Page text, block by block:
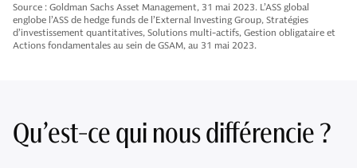
Source : Goldman Sachs Asset Management, 31 mai 2023. L’ASS global
englobe l’ASS de hedge funds de l’External Investing Group, Stratégies
d’investissement quantitatives, Solutions multi-actifs, Gestion obligataire et
Actions fondamentales au sein de GSAM, au 31 mai 2023.
Qu’est-ce qui nous différencie ?